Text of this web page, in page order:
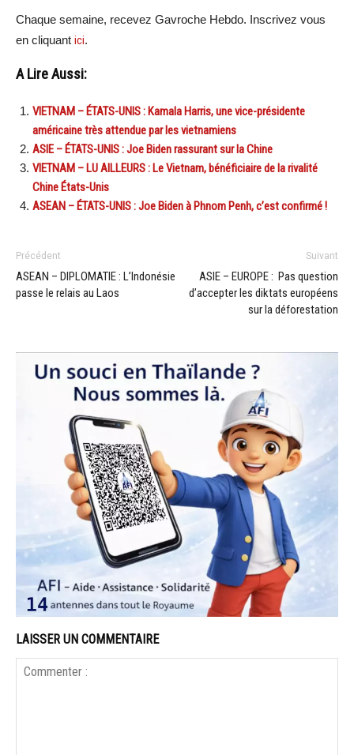
Chaque semaine, recevez Gavroche Hebdo. Inscrivez vous
en cliquant ici.
A Lire Aussi:
VIETNAM – ÉTATS-UNIS : Kamala Harris, une vice-présidente
américaine très attendue par les vietnamiens
ASIE – ÉTATS-UNIS : Joe Biden rassurant sur la Chine
VIETNAM – LU AILLEURS : Le Vietnam, bénéficiaire de la rivalité
Chine États-Unis
ASEAN – ÉTATS-UNIS : Joe Biden à Phnom Penh, c’est confirmé !
Précédent
ASEAN – DIPLOMATIE : L’Indonésie
passe le relais au Laos
Suivant
ASIE – EUROPE : Pas question
d’accepter les diktats européens
sur la déforestation
LAISSER UN COMMENTAIRE